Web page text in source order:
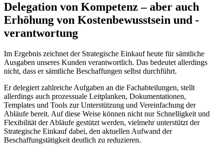
Delegation von Kompetenz – aber auch
Erhöhung von Kostenbewusstsein und -
verantwortung
Im Ergebnis zeichnet der Strategische Einkauf heute für sämtliche
Ausgaben unseres Kunden verantwortlich. Das bedeutet allerdings
nicht, dass er sämtliche Beschaffungen selbst durchführt.
Er delegiert zahlreiche Aufgaben an die Fachabteilungen, stellt
allerdings auch prozessuale Leitplanken, Dokumentationen,
Templates und Tools zur Unterstützung und Vereinfachung der
Abläufe bereit. Auf diese Weise können nicht nur Schnelligkeit und
Flexibilität der Abläufe gestützt werden, vielmehr unterstützt der
Strategische Einkauf dabei, den aktuellen Aufwand der
Beschaffungstätigkeit deutlich zu reduzieren.